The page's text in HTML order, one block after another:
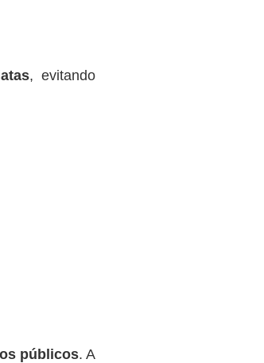
, evitando
públicos. A